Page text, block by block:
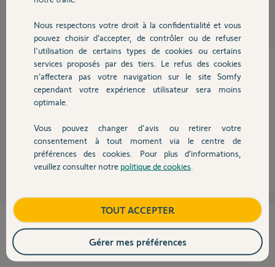
Chauffage
Autres produits
Devis avec un pro
Contact
il y a plus de 9 ans
Participer au fil de discussion
Il n'est donc plus garanti !
voyez ce lien:
https://www.somfy.fr/support/sav-visiophone-v200-v400-v600
Anonyme il y a plus de 9 ans
Cette réponse vous a-t-elle aidé ?
NON OUI
Nous respectons votre droit à la confidentialité et vous
pouvez choisir d’accepter, de contrôler ou de refuser
l'utilisation de certains types de cookies ou certains
services proposés par des tiers. Le refus des cookies
n’affectera pas votre navigation sur le site Somfy
cependant votre expérience utilisateur sera moins
optimale.
Vous pouvez changer d'avis ou retirer votre
consentement à tout moment via le centre de
préférences des cookies. Pour plus d’informations,
veuillez consulter notre politique de cookies
TOUT ACCEPTER
Gérer mes préférences